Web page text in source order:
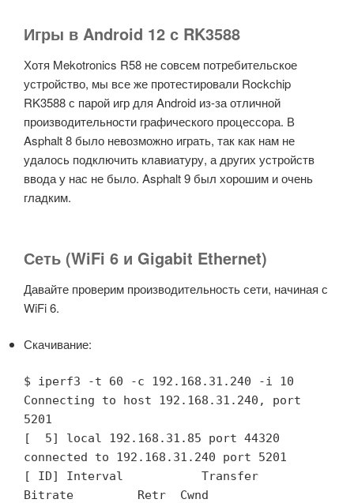
Игры в Android 12 с RK3588
Хотя Mekotronics R58 не совсем потребительское
устройство, мы все же протестировали Rockchip
RK3588 с парой игр для Android из-за отличной
производительности графического процессора. В
Asphalt 8 было невозможно играть, так как нам не
удалось подключить клавиатуру, а других устройств
ввода у нас не было. Asphalt 9 был хорошим и очень
гладким.
Сеть (WiFi 6 и Gigabit Ethernet)
Давайте проверим производительность сети, начиная с
WiFi 6.
Скачивание:
$ iperf3 -t 60 -c 192.168.31.240 -i 10
Connecting to host 192.168.31.240, port
5201
[  5] local 192.168.31.85 port 44320
connected to 192.168.31.240 port 5201
[ ID] Interval           Transfer
Bitrate         Retr  Cwnd